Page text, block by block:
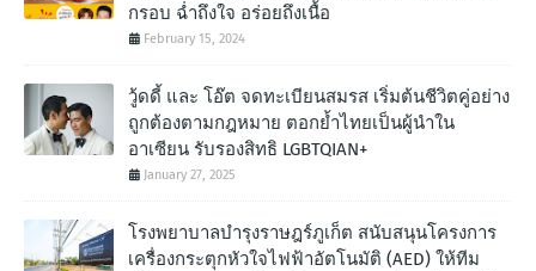
กรอบ ฉํ่าถึงใจ อร่อยถึงเนื้อ
February 15, 2024
วู้ดดี้ และ โอ๊ต จดทะเบียนสมรส เริ่มต้นชีวิตคู่อย่าง
ถูกต้องตามกฎหมาย ตอกย้ำไทยเป็นผู้นำใน
อาเซียน รับรองสิทธิ LGBTQIAN+
January 27, 2025
โรงพยาบาลบำรุงราษฎร์ภูเก็ต สนับสนุนโครงการ
เครื่องกระตุกหัวใจไฟฟ้าอัตโนมัติ (AED) ให้ทีม